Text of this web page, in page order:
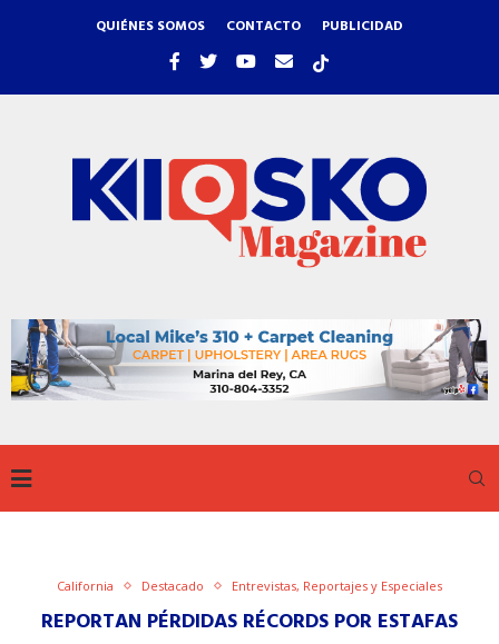
QUIÉNES SOMOS CONTACTO PUBLICIDAD
California Destacado Entrevistas, Reportajes y Especiales
REPORTAN PÉRDIDAS RÉCORDS POR ESTAFAS